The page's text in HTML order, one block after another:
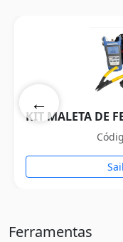
←
KIT MALETA DE
Ferramentas